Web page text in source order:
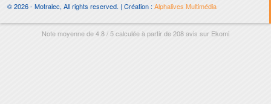
© 2026 - Motralec, All rights reserved. | Création :Alphalives Multimédia
Note moyenne de4.8/5calculée à partir de208avis sur Ekomi